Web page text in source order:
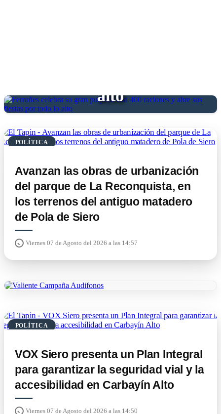
alto
POLÍTICA
Avanzan las obras de urbanización
del parque de La Reconquista, en
los terrenos del antiguo matadero
de Pola de Siero
Viernes 07 de Agosto del 2026 a las 14:57
POLÍTICA
VOX Siero presenta un Plan Integral
para garantizar la seguridad vial y la
accesibilidad en Carbayín Alto
Viernes 07 de Agosto del 2026 a las 14:50